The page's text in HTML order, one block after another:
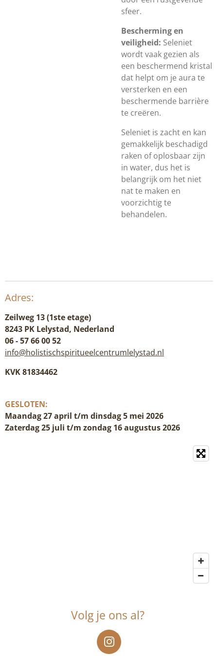
sfeer.
Bescherming en
veiligheid: Seleniet
wordt vaak gezien als
een beschermend kristal
dat helpt om je aura te
versterken en een
beschermende barrière
te creëren.
Seleniet is zacht en kan
gemakkelijk beschadigd
raken of oplosbaar zijn
in water, dus het is
belangrijk om het niet
nat te maken en
voorzichtig te
behandelen.
Adres:
Zeilweg 13 (1ste etage)
8243 PK Lelystad, Nederland
06 - 57 66 00 52
info@holistischspiritueelcentrumlelystad.nl
KVK 81834462
GESLOTEN:
Maandag 27 april t/m dinsdag 5 mei 2026
Zaterdag 25 juli t/m zondag 16 augustus 2026
Volg je ons al?
I